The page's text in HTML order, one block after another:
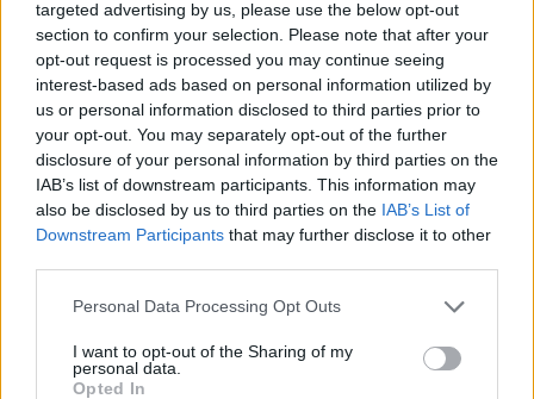
targeted advertising by us, please use the below opt-out
section to confirm your selection. Please note that after your
opt-out request is processed you may continue seeing
interest-based ads based on personal information utilized by
us or personal information disclosed to third parties prior to
your opt-out. You may separately opt-out of the further
disclosure of your personal information by third parties on the
IAB’s list of downstream participants. This information may
also be disclosed by us to third parties on the IAB’s List of
Downstream Participants that may further disclose it to other
Personal Data Processing Opt Outs
I want to opt-out of the Sharing of my
personal data.
Opted In
Ashley Hempel
«Ο γαμπρός δεν είχε ιδέα για το τι αποφασίσαμε να κάνουμε,
αλλά μόλις είδες ότι αρχίσαμε να φερόμαστε περίεργα,
συμμετείχε κι αυτός» δήλωσε η Γουέστερ.
«Ήμασταν έξω, με 36 βαθμούς Κελσίου κάτω από τον ήλιο με
το επίσημο ένδυμα για ώρες και σκεφτήκαμε ότι έπρεπε να
κάνουμε κάτι για να γελάσουμε» πρόσθεσε.
σχεδιαστεί χρόνια πριν.